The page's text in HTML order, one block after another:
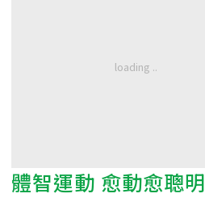
體智運動 愈動愈聰明